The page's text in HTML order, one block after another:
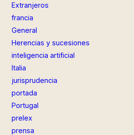
Extranjeros
francia
General
Herencias y sucesiones
inteligencia artificial
Italia
jurisprudencia
portada
Portugal
prelex
prensa